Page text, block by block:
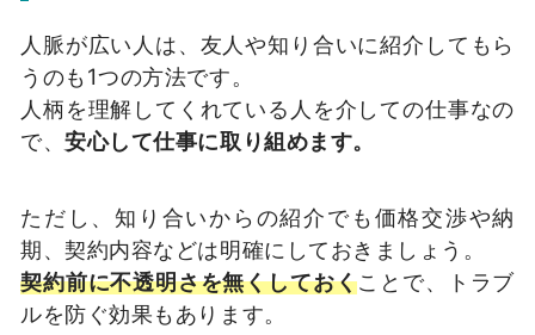
人脈が広い人は、友人や知り合いに紹介してもら
うのも1つの方法です。
人柄を理解してくれている人を介しての仕事なの
で、安心して仕事に取り組めます。
ただし、知り合いからの紹介でも価格交渉や納
期、契約内容などは明確にしておきましょう。
契約前に不透明さを無くしておくことで、トラブ
ルを防ぐ効果もあります。